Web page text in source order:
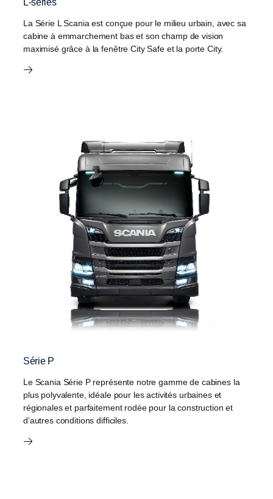
L-series
La Série L Scania est conçue pour le milieu urbain, avec sa
cabine à emmarchement bas et son champ de vision
maximisé grâce à la fenêtre City Safe et la porte City.
Série P
Le Scania Série P représente notre gamme de cabines la
plus polyvalente, idéale pour les activités urbaines et
régionales et parfaitement rodée pour la construction et
d’autres conditions difficiles.